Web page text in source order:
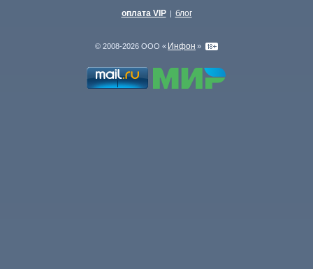
оплата VIP | блог
© 2008-2026 ООО « Инфон »